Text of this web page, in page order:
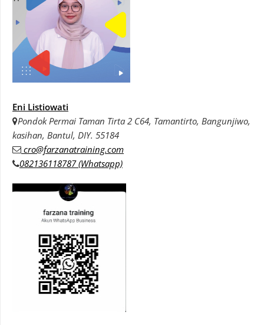
Eni Listiowati
Pondok Permai Taman Tirta 2 C64, Tamantirto, Bangunjiwo,
kasihan, Bantul, DIY. 55184
cro@farzanatraining.com
082136118787 (Whatsapp)